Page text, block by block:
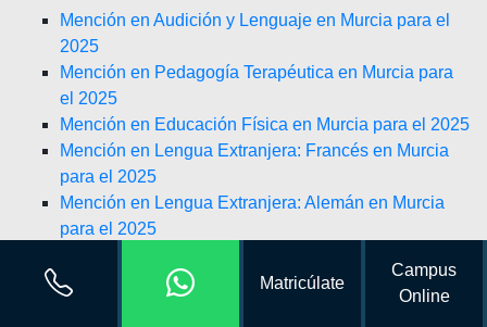
Mención en Audición y Lenguaje en Murcia para el
2025
Mención en Pedagogía Terapéutica en Murcia para
el 2025
Mención en Educación Física en Murcia para el 2025
Mención en Lengua Extranjera: Francés en Murcia
para el 2025
Mención en Lengua Extranjera: Alemán en Murcia
para el 2025
para el 2025
Mención en Audición y Lenguaje en Navarra para el
Matricúlate
Campus
Online